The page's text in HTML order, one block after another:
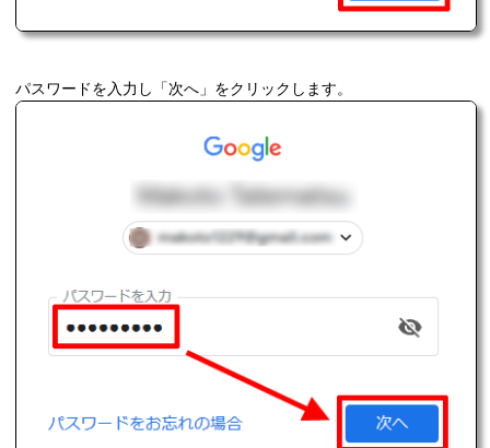
パスワードを入力し「次へ」をクリックします。